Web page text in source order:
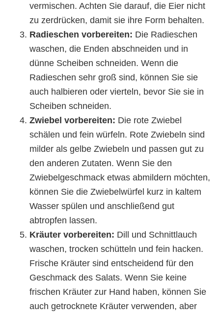
vermischen. Achten Sie darauf, die Eier nicht
zu zerdrücken, damit sie ihre Form behalten.
Radieschen vorbereiten: Die Radieschen
waschen, die Enden abschneiden und in
dünne Scheiben schneiden. Wenn die
Radieschen sehr groß sind, können Sie sie
auch halbieren oder vierteln, bevor Sie sie in
Scheiben schneiden.
Zwiebel vorbereiten: Die rote Zwiebel
schälen und fein würfeln. Rote Zwiebeln sind
milder als gelbe Zwiebeln und passen gut zu
den anderen Zutaten. Wenn Sie den
Zwiebelgeschmack etwas abmildern möchten,
können Sie die Zwiebelwürfel kurz in kaltem
Wasser spülen und anschließend gut
abtropfen lassen.
Kräuter vorbereiten: Dill und Schnittlauch
waschen, trocken schütteln und fein hacken.
Frische Kräuter sind entscheidend für den
Geschmack des Salats. Wenn Sie keine
frischen Kräuter zur Hand haben, können Sie
auch getrocknete Kräuter verwenden, aber